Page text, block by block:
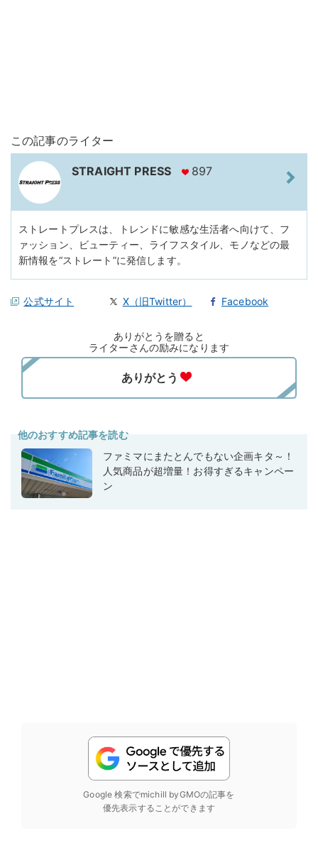
この記事のライター
STRAIGHT PRESS 897
ストレートプレスは、トレンドに敏感な生活者へ向けて、フ
ァッション、ビューティー、ライフスタイル、モノなどの最
新情報を“ストレート”に発信します。
公式サイト X（旧Twitter） Facebook
ありがとうを贈ると
ライターさんの励みになります
他のおすすめ記事を読む
ファミマにまたとんでもない企画キタ～！
人気商品が超増量！お得すぎるキャンペー
ン
Google 検索でmichill byGMOの記事を
優先表示することができます